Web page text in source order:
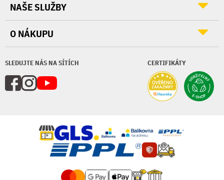
SLEDUJTE NÁS NA SÍTÍCH CERTIFIKÁTY
NAŠE SLUŽBY
O NÁKUPU